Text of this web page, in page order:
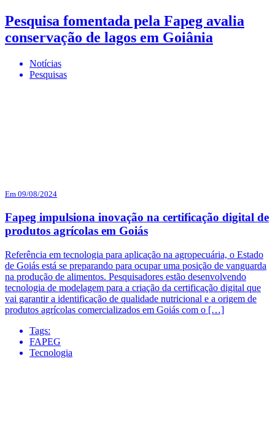
Pesquisa fomentada pela Fapeg avalia
conservação de lagos em Goiânia
Notícias
Pesquisas
Em 09/08/2024
Fapeg impulsiona inovação na certificação digital de
produtos agrícolas em Goiás
Referência em tecnologia para aplicação na agropecuária, o Estado
de Goiás está se preparando para ocupar uma posição de vanguarda
na produção de alimentos. Pesquisadores estão desenvolvendo
tecnologia de modelagem para a criação da certificação digital que
vai garantir a identificação de qualidade nutricional e a origem de
produtos agrícolas comercializados em Goiás com o […]
Tags:
FAPEG
Tecnologia